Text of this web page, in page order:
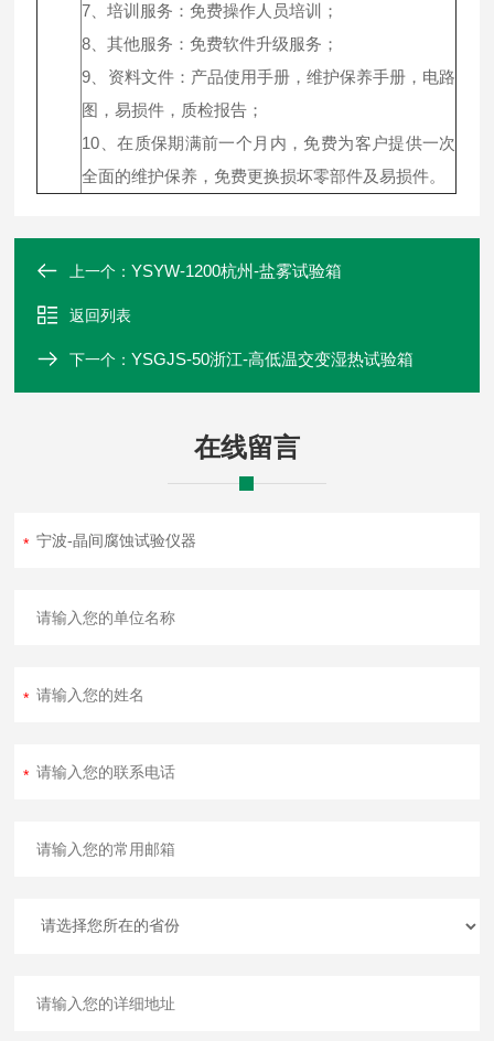
7、培训服务：免费操作人员培训；
8、其他服务：免费软件升级服务；
9、资料文件：产品使用手册，维护保养手册，电路
图，易损件，质检报告；
10、在质保期满前一个月内，免费为客户提供一次
全面的维护保养，免费更换损坏零部件及易损件。
上一个：YSYW-1200杭州-盐雾试验箱
返回列表
下一个：YSGJS-50浙江-高低温交变湿热试验箱
在线留言